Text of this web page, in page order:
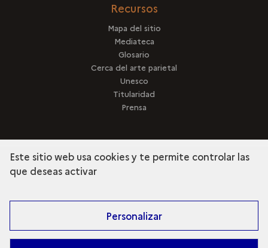
Recursos
Mapa del sitio
Mediateca
Glosario
Cerca del arte parietal
Unesco
Titularidad
Prensa
Descubra la colección
Este sitio web usa cookies y te permite controlar las
que deseas activar
Personalizar